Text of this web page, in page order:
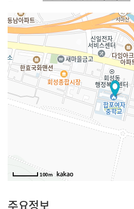
100m
주요정보